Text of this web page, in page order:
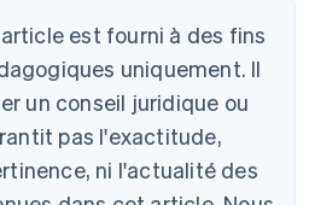
est fourni à des fins
uniquement. Il
un conseil juridique ou
pas l'exactitude,
ni l'actualité des